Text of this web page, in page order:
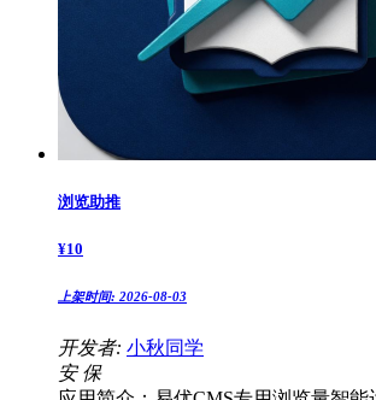
浏览助推
¥10
上架时间: 2026-08-03
开发者: 小秋同学
安 保